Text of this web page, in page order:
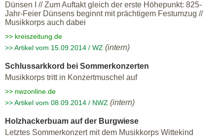
Dünsen I // Zum Auftakt gleich der erste Höhepunkt: 825-
Jahr-Feier Dünsens beginnt mit prächtigem Festumzug //
Musikkorps auch dabei
>> kreiszeitung.de
>> Artikel vom 15.09.2014 / WZ (intern)
Schlussarkkord bei Sommerkonzerten
Musikkorps tritt in Konzertmuschel auf
>> nwzonline.de
>> Artikel vom 08.09.2014 / NWZ (intern)
Holzhackerbuam auf der Burgwiese
Letztes Sommerkonzert mit dem Musikkorps Wittekind